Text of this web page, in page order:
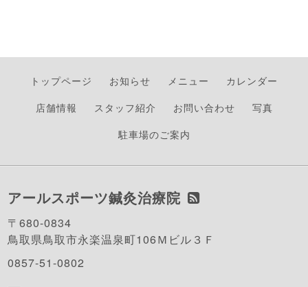
トップページ お知らせ メニュー
カレンダー
店舗情報
スタッフ紹介 お問い合わせ
写真
駐車場のご案内
アールスポーツ鍼灸治療院
〒680-0834
鳥取県鳥取市永楽温泉町106Ｍビル３Ｆ
0857-51-0802